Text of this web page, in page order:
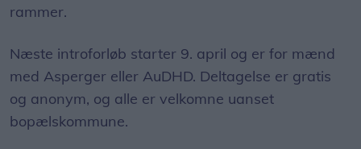
rammer.
Næste introforløb starter 9. april og er for mænd
med Asperger eller AuDHD. Deltagelse er gratis
og anonym, og alle er velkomne uanset
bopælskommune.